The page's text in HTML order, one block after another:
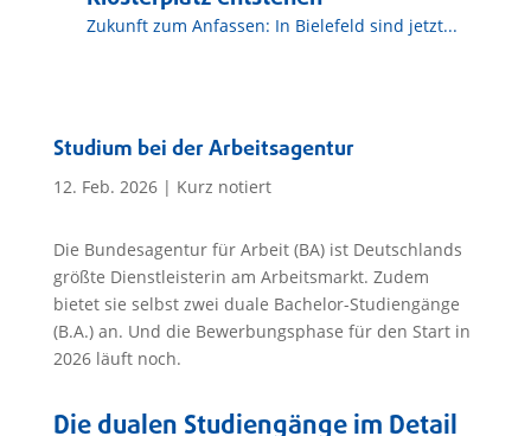
Zukunft zum Anfassen: In Bielefeld sind jetzt...
Studium bei der Arbeitsagentur
12. Feb. 2026| Kurz notiert
Die Bundesagentur für Arbeit (BA) ist Deutschlands
größte Dienstleisterin am Arbeitsmarkt. Zudem
bietet sie selbst zwei duale Bachelor-Studiengänge
(B.A.) an. Und die Bewerbungsphase für den Start in
2026 läuft noch.
Die dualen Studiengänge im Detail